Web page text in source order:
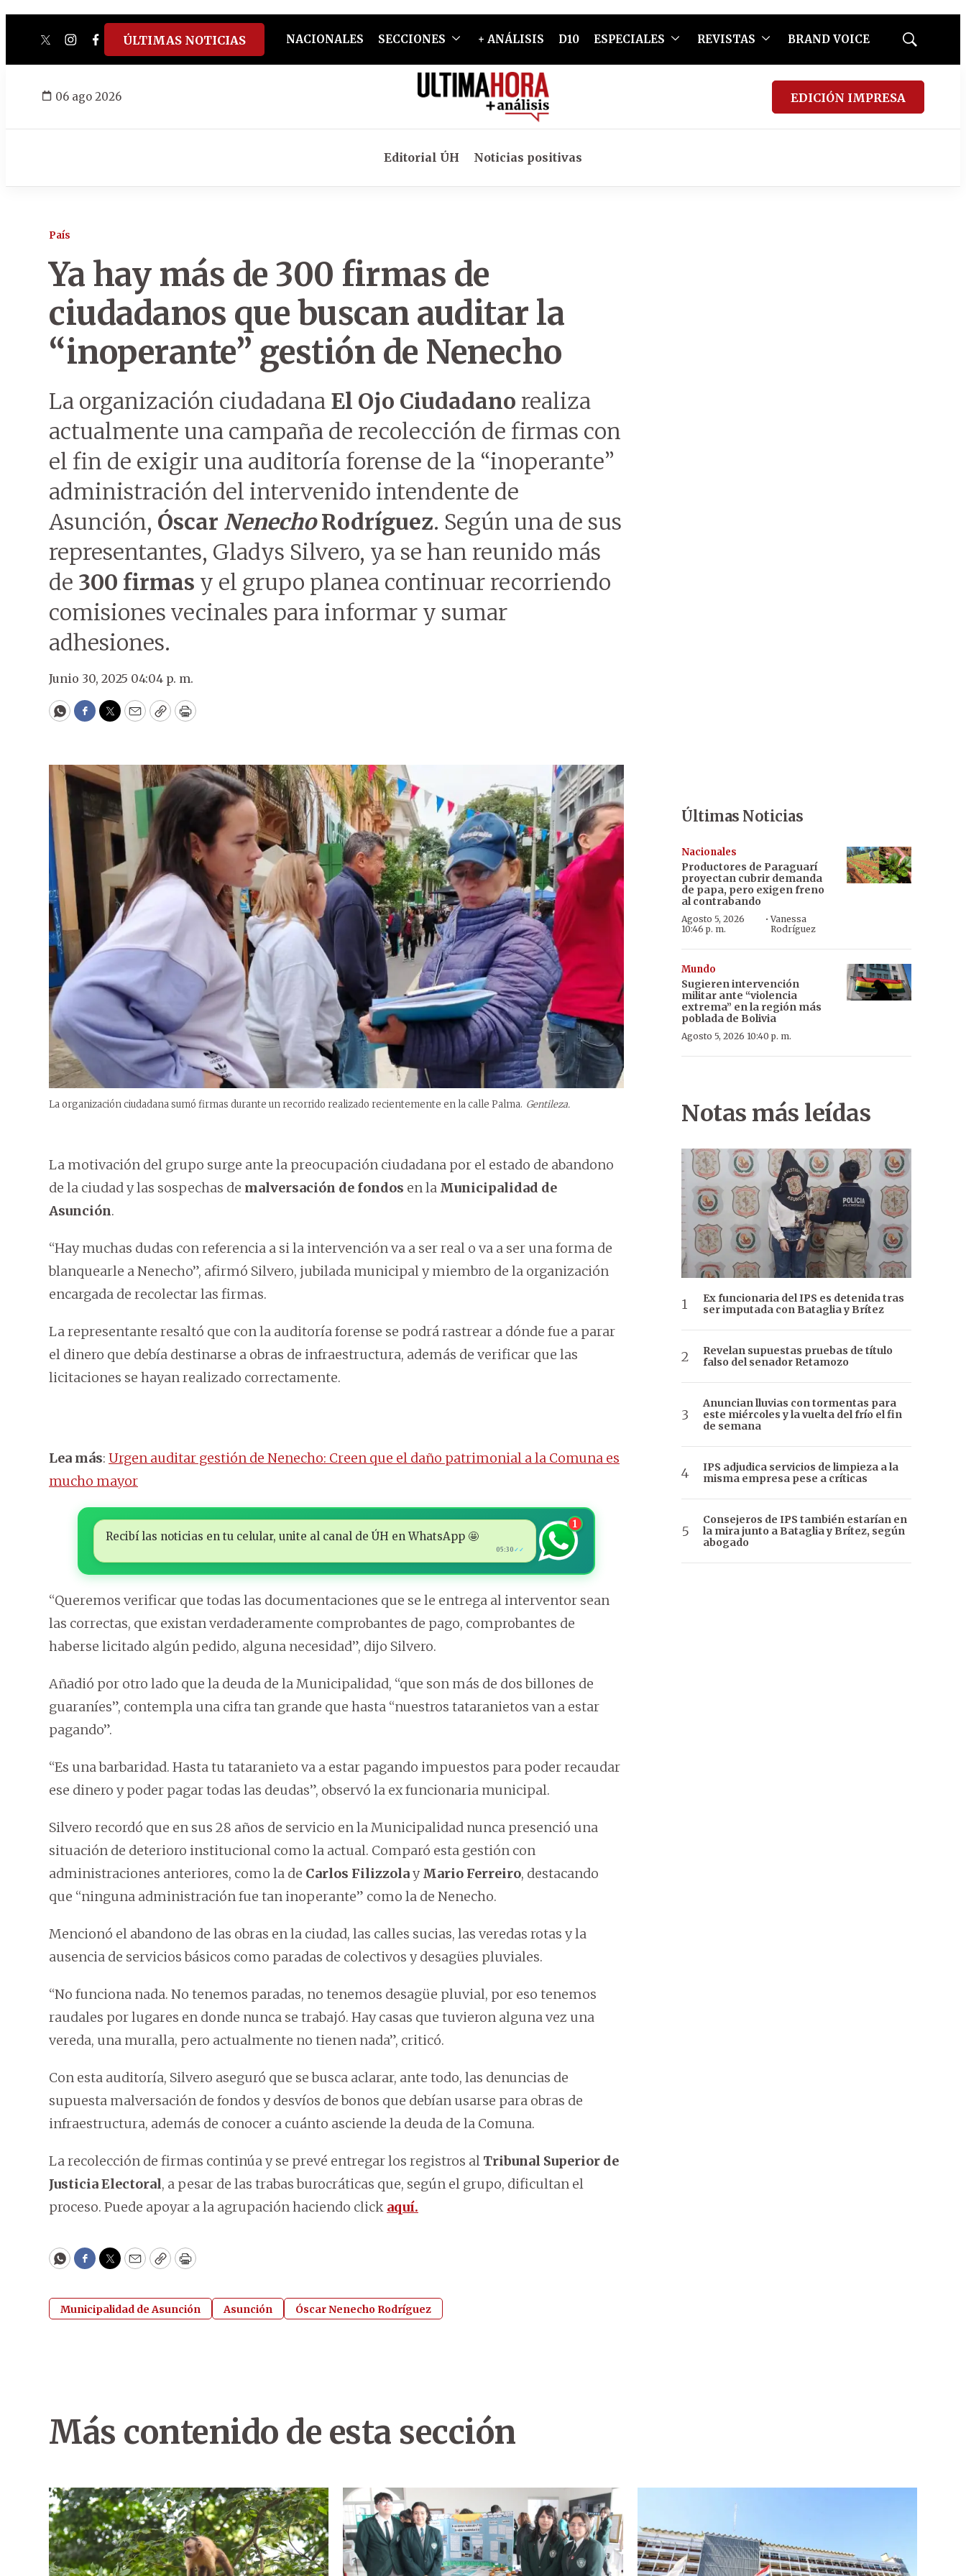
twitterinstagram
facebook
tiktokyoutube
spotify
ÚLTIMAS NOTICIAS NACIONALES SECCIONES + ANÁLISIS D10 ESPECIALES REVISTAS BRAND VOICE
Mostrar
06 ago 2026 EDICIÓN IMPRESA
Editorial ÚH Noticias positivas
País
Ya hay más de 300 firmas de
ciudadanos que buscan auditar la
“inoperante” gestión de Nenecho
La organización ciudadana El Ojo Ciudadano realiza
actualmente una campaña de recolección de firmas con
el fin de exigir una auditoría forense de la “inoperante”
administración del intervenido intendente de
Asunción, Óscar NenechoRodríguez. Según una de sus
representantes, Gladys Silvero, ya se han reunido más
de 300 firmas y el grupo planea continuar recorriendo
comisiones vecinales para informar y sumar
adhesiones.
Junio 30, 2025 04:04 p. m.
WhatsApp
Facebook
Twitter
EmailCopyPrint
La organización ciudadana sumó firmas durante un recorrido realizado recientemente en la calle Palma. Gentileza.
La motivación del grupo surge ante la preocupación ciudadana por el estado de abandono
de la ciudad y las sospechas de malversación de fondos en la Municipalidad de
Asunción.
“Hay muchas dudas con referencia a si la intervención va a ser real o va a ser una forma de
blanquearle a Nenecho”, afirmó Silvero, jubilada municipal y miembro de la organización
encargada de recolectar las firmas.
La representante resaltó que con la auditoría forense se podrá rastrear a dónde fue a parar
el dinero que debía destinarse a obras de infraestructura, además de verificar que las
licitaciones se hayan realizado correctamente.
Lea más: Urgen auditar gestión de Nenecho: Creen que el daño patrimonial a la Comuna es
mucho mayor
Recibí las noticias en tu celular, unite al canal de ÚH en WhatsApp 🤩
05:30 ✓✓
1
“Queremos verificar que todas las documentaciones que se le entrega al interventor sean
las correctas, que existan verdaderamente comprobantes de pago, comprobantes de
haberse licitado algún pedido, alguna necesidad”, dijo Silvero.
Añadió por otro lado que la deuda de la Municipalidad, “que son más de dos billones de
guaraníes”, contempla una cifra tan grande que hasta “nuestros tataranietos van a estar
pagando”.
“Es una barbaridad. Hasta tu tataranieto va a estar pagando impuestos para poder recaudar
ese dinero y poder pagar todas las deudas”, observó la ex funcionaria municipal.
Silvero recordó que en sus 28 años de servicio en la Municipalidad nunca presenció una
situación de deterioro institucional como la actual. Comparó esta gestión con
administraciones anteriores, como la de Carlos FilizzolayMario Ferreiro, destacando
que “ninguna administración fue tan inoperante” como la de Nenecho.
Mencionó el abandono de las obras en la ciudad, las calles sucias, las veredas rotas y la
ausencia de servicios básicos como paradas de colectivos y desagües pluviales.
“No funciona nada. No tenemos paradas, no tenemos desagüe pluvial, por eso tenemos
raudales por lugares en donde nunca se trabajó. Hay casas que tuvieron alguna vez una
vereda, una muralla, pero actualmente no tienen nada”, criticó.
Con esta auditoría, Silvero aseguró que se busca aclarar, ante todo, las denuncias de
supuesta malversación de fondos y desvíos de bonos que debían usarse para obras de
infraestructura, además de conocer a cuánto asciende la deuda de la Comuna.
La recolección de firmas continúa y se prevé entregar los registros al Tribunal Superior de
Justicia Electoral, a pesar de las trabas burocráticas que, según el grupo, dificultan el
proceso. Puede apoyar a la agrupación haciendo click aquí.
WhatsApp
Facebook
Twitter
EmailCopyPrint
Municipalidad de Asunción Asunción Óscar Nenecho Rodríguez
Últimas Noticias
Nacionales
Productores de Paraguarí
proyectan cubrir demanda
de papa, pero exigen freno
al contrabando
Agosto 5, 2026
10:46 p. m.
·Vanessa
Rodríguez
Mundo
Sugieren intervención
militar ante “violencia
extrema” en la región más
poblada de Bolivia
Agosto 5, 2026 10:40 p. m.
Notas más leídas
Ex funcionaria del IPS es detenida tras
ser imputada con Bataglia y Brítez
Revelan supuestas pruebas de título
falso del senador Retamozo
Anuncian lluvias con tormentas para
este miércoles y la vuelta del frío el fin
de semana
IPS adjudica servicios de limpieza a la
misma empresa pese a críticas
Consejeros de IPS también estarían en
la mira junto a Bataglia y Brítez, según
abogado
Más contenido de esta sección